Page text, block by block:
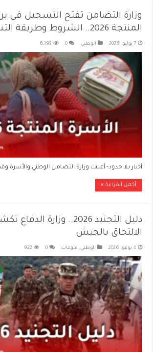
وزارة التضامن تفتح التسجيل في
المنتجة 2026.. الشروط وطريقة التسجيل
7 يوليو، 2026 الوطني 0
6,192
أخبار بلا حدود- أعلنت وزارة التضامن الوطني والأسرة
أكمل القراءة »
دليل التجنيد 2026.. وزارة
الالتحاق بالجيش
4 يوليو، 2026 الوطني, منوعات 0
922